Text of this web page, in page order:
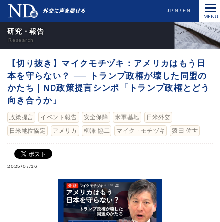
JPN EN
研究・報告
【切り抜き】マイクモチヅキ：アメリカはもう日
本を守らない？ ── トランプ政権が壊した同盟の
かたち｜ND政策提言シンポ「トランプ政権とどう
向き合うか」
政策提言 イベント報告 安全保障 米軍基地
日米外交
日米地位協定
アメリカ 柳澤 協二 マイク・モチヅキ 猿田 佐世
2025/07/16